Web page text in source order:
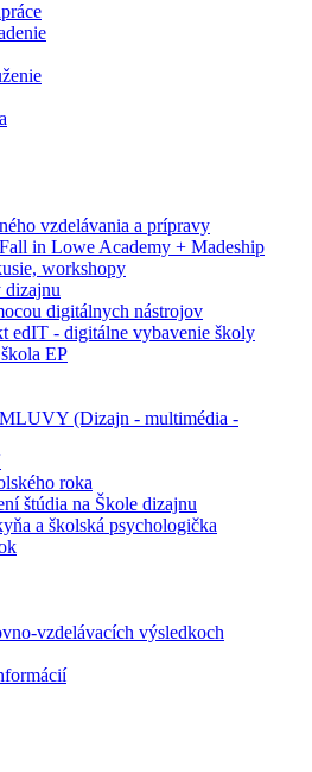
vzdelávania a prípravy
in Lowe Academy + Madeship
workshopy
digitálnych nástrojov
edIT - digitálne vybavenie školy
EP
(Dizajn - multimédia -
roka
štúdia na Škole dizajnu
a školská psychologička
vzdelávacích výsledkoch